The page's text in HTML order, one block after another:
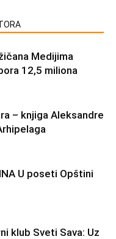
Medijima
12,5 miliona
– knjiga Aleksandre
U poseti Opštini
klub Sveti Sava: Uz